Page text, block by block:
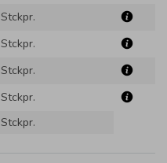
Stckpr.
Stckpr.
Stckpr.
Stckpr.
Stckpr.